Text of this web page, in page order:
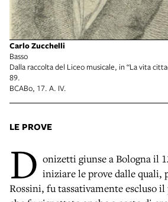
Carlo Zucchelli
Basso
Dalla raccolta del Liceo musicale, in “La vita
89.
BCABo, 17. A. IV.
LE PROVE
D onizetti giunse a Bologna il
iniziare le prove dalle quali,
Rossini, fu tassativamente escluso